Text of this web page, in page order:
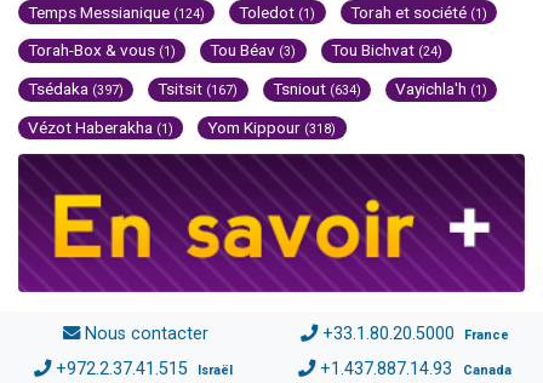
Temps Messianique (124) Toledot (1) Torah et société (1)
Torah-Box & vous (1) Tou Béav (3) Tou Bichvat (24)
Tsédaka (397) Tsitsit (167) Tsniout (634) Vayichla'h (1)
Vézot Haberakha (1) Yom Kippour (318)
Nous contacter +33.1.80.20.5000 France
+972.2.37.41.515 Israël +1.437.887.14.93 Canada